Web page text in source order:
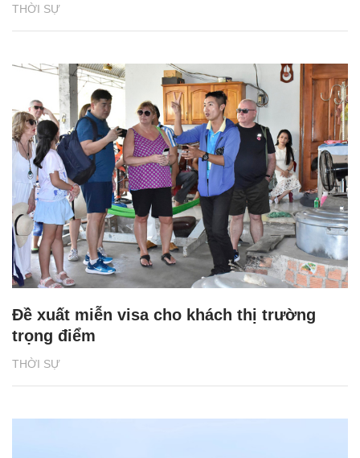
THỜI SỰ
THỜI SỰ
Đề xuất miễn visa cho khách thị trường
trọng điểm